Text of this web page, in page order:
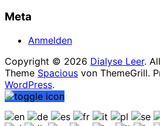
Meta
Anmelden
Copyright © 2026 Dialyse Leer.
Theme Spacious von ThemeGrill.
WordPress.